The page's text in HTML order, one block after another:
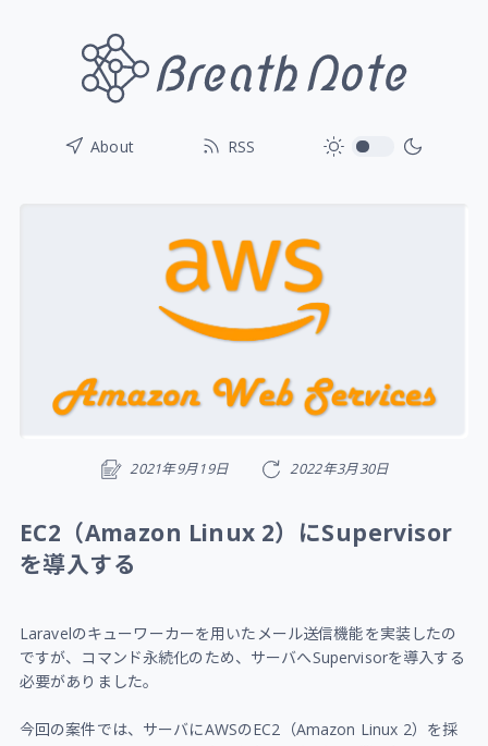
About RSS toggle
2021年9月19日 2022年3月30日
EC2（Amazon Linux 2）にSupervisor
を導入する
Laravelのキューワーカーを用いたメール送信機能を実装したの
ですが、コマンド永続化のため、サーバへSupervisorを導入する
必要がありました。
今回の案件では、サーバにAWSのEC2（Amazon Linux 2）を採